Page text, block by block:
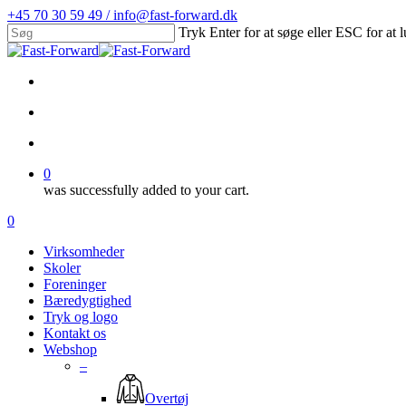
Skip
to
main
+45 70 30 59 49 / info@fast-forward.dk
Tryk Enter for at søge eller ESC for at
Close
0
was successfully added to your cart.
Menu
search
account
0
Virksomheder
Skoler
Foreninger
Bæredygtighed
Tryk og logo
Kontakt os
Webshop
–
Overtøj